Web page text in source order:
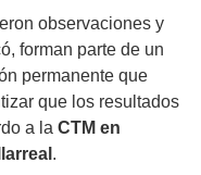
observaciones y
forman parte de un
permanente que
que los resultados
a la CTM en
.